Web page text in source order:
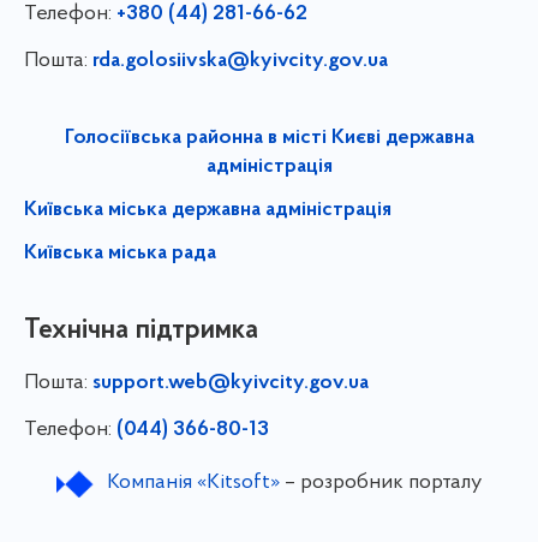
Телефон: +380 (44) 281-66-62
Пошта: rda.golosiivska@kyivcity.gov.ua
Голосіївська районна в місті Києві державна
адміністрація
Київська міська державна адміністрація
Київська міська рада
Технічна підтримка
Пошта: support.web@kyivcity.gov.ua
Телефон: (044) 366-80-13
Компанія «Kitsoft»– розробник порталу